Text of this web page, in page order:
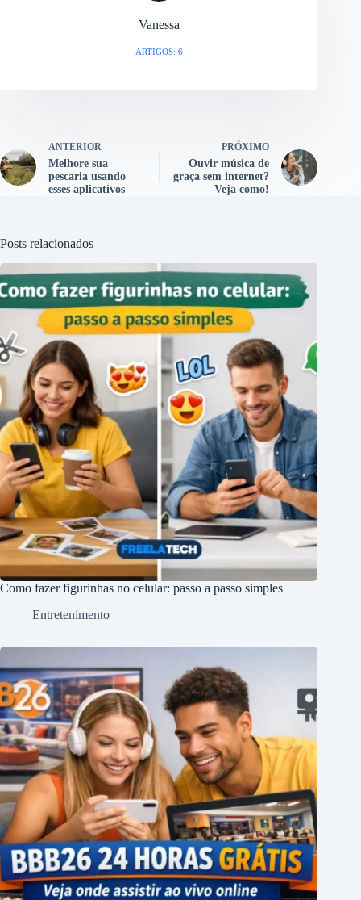
Vanessa
ARTIGOS: 6
ANTERIOR
Melhore sua
pescaria usando
esses aplicativos
PRÓXIMO
Ouvir música de
graça sem internet?
Veja como!
Posts relacionados
Como fazer figurinhas no celular: passo a passo simples
Entretenimento